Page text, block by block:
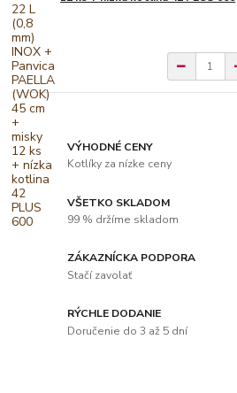
VÝHODNÉ CENY
Kotlíky za nízke ceny
VŠETKO SKLADOM
99 % držíme skladom
ZÁKAZNÍCKA PODPORA
Stačí zavolať
RÝCHLE DODANIE
Doručenie do 3 až 5 dní